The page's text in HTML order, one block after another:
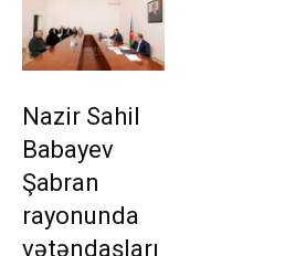
Nazir Sahil
Babayev
Şabran
rayonunda
vətəndaşları